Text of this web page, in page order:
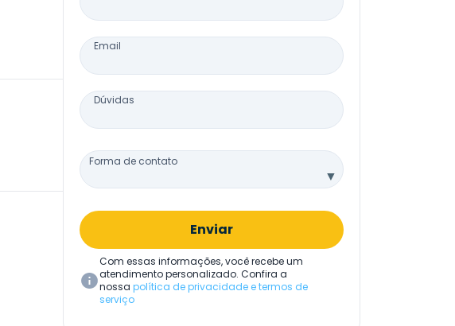
Email
Dúvidas
Forma de contato
▼
Enviar
Com essas informações, você recebe um
atendimento personalizado. Confira a
nossa política de privacidade e termos de
serviço